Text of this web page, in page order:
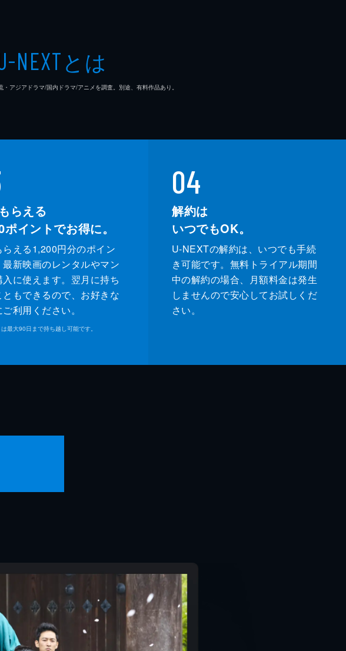
NEXTとは
アジアドラマ/国内ドラマ/アニメを調査。別途、有料作品あり。
らえる
ポイントでお得に。
らえる1,200円分のポイン
最新映画のレンタルやマン
入に使えます。翌月に持ち
ともできるので、お好きな
利用ください。
最大90日まで持ち越し可能です。
04
解約は
いつでもOK。
U-NEXTの解約は、いつでも手続
き可能です。無料トライアル期間
中の解約の場合、月額料金は発生
しませんので安心してお試しくだ
さい。